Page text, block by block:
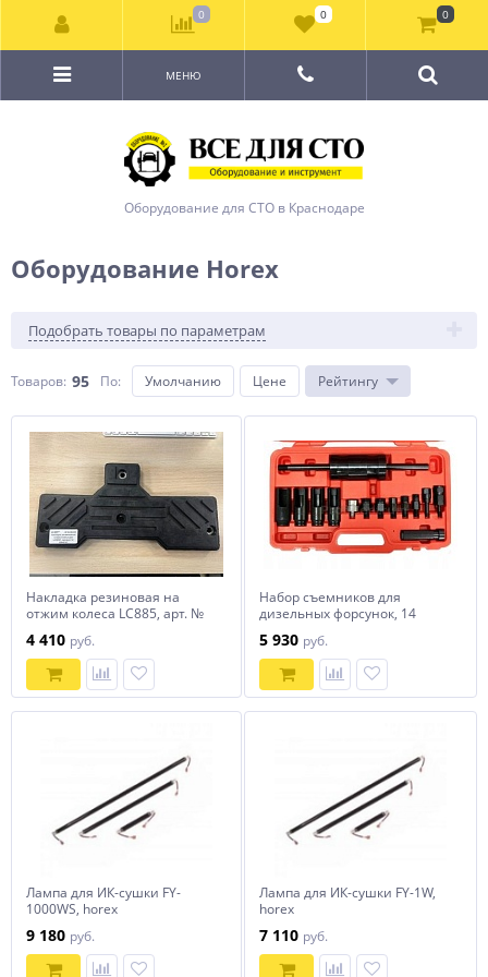
Оборудование для СТО в Краснодаре
МЕНЮ
Оборудование Horex
Подобрать товары по параметрам
Товаров: 95 По: Умолчанию Цене Рейтингу
Накладка резиновая на
отжим колеса LC885, арт. №
horex
4 410 руб.
Набор съемников для
дизельных форсунок, 14
25.1.041W, horex
5 930 руб.
Лампа для ИК-сушки FY-
1000WS, horex
9 180 руб.
Лампа для ИК-сушки FY-1W,
horex
7 110 руб.
0 0 0